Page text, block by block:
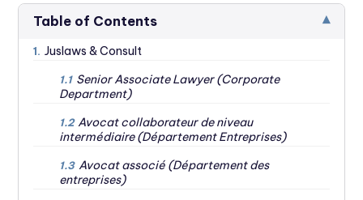
Table of Contents ▾
1. Juslaws & Consult
1.1 Senior Associate Lawyer (Corporate
Department)
1.2 Avocat collaborateur de niveau
intermédiaire (Département Entreprises)
1.3 Avocat associé (Département des
entreprises)